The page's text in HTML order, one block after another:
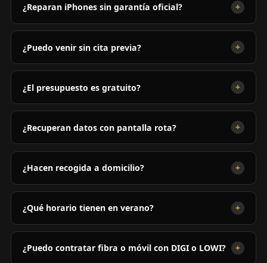
¿Reparan iPhones sin garantía oficial? +
¿Puedo venir sin cita previa? +
¿El presupuesto es gratuito? +
¿Recuperan datos con pantalla rota? +
¿Hacen recogida a domicilio? +
¿Qué horario tienen en verano? +
¿Puedo contratar fibra o móvil con DIGI o LOWI? +